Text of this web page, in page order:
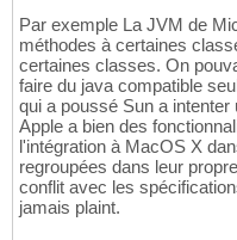
Par exemple La JVM de
méthodes à certaines
certaines classes. On
faire du java compatible
qui a poussé Sun a
Apple a bien des
l'intégration à MacOS X
regroupées dans leur
conflit avec les
jamais plaint.